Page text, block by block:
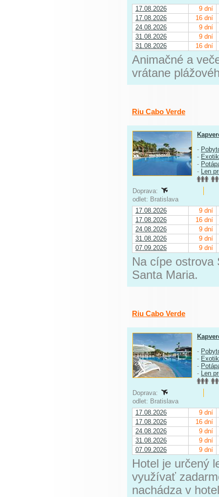
17.08.2026
9 dní
17.08.2026
16 dní
24.08.2026
9 dní
31.08.2026
9 dní
31.08.2026
16 dní
Animačné a
vrátane
Riu Cabo Verde
-
-
-
- Len
Doprava:
odlet: Bratislava
17.08.2026
9 dní
17.08.2026
16 dní
24.08.2026
9 dní
31.08.2026
9 dní
07.09.2026
9 dní
Na cípe ostrova
Santa Maria.
Riu Cabo Verde
-
-
-
- Len
Doprava:
odlet: Bratislava
17.08.2026
9 dní
17.08.2026
16 dní
24.08.2026
9 dní
31.08.2026
9 dní
07.09.2026
9 dní
Hotel je určený
využívať
nachádza v